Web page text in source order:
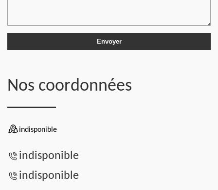
Nos coordonnées
indisponible
indisponible
indisponible